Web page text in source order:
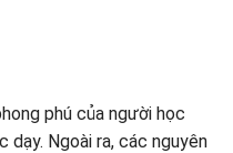
phú của người học
Ngoài ra, các nguyên